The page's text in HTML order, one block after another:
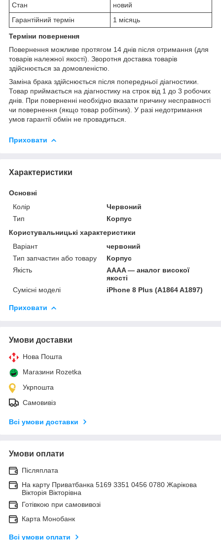
Стан
новий
Гарантійний термін
1 місяць
Терміни повернення
Повернення можливе протягом 14 днів після отримання (для
товарів належної якості). Зворотня доставка товарів
здійснюється за домовленістю.
Заміна брака здійснюється після попередньої діагностики.
Товар приймається на діагностику на строк від 1 до 3 робочих
днів. При поверненні необхідно вказати причину несправності
чи повернення (якщо товар робітник). У разі недотримання
умов гарантії обмін не провадиться.
Приховати
Характеристики
Основні
Колір
Червоний
Тип
Корпус
Користувальницькі характеристики
Варіант
червоний
Тип запчастин або товару
Корпус
Якість
AAAA — аналог високої
якості
Сумісні моделі
iPhone 8 Plus (A1864 A1897)
Приховати
Умови доставки
Нова Пошта
Магазини Rozetka
Укрпошта
Самовивіз
Всі умови доставки
Умови оплати
Післяплата
На карту Приватбанка 5169 3351 0456 0780 Жарікова
Вікторія Вікторівна
Готівкою при самовивозі
Карта Монобанк
Всі умови оплати